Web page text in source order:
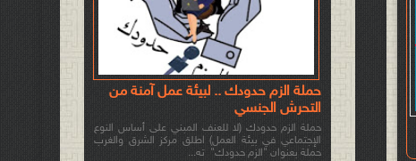
حملة الزم حدودك .. لبيئة عمل آمنة من
التحرش الجنسي
حملة الزم حدودك (لا للعنف المبني على أساس النوع
الإجتماعي في بيئة العمل) اطلق مركز الشرق والغرب
حملة بعنوان "الزم حدودك" ته...